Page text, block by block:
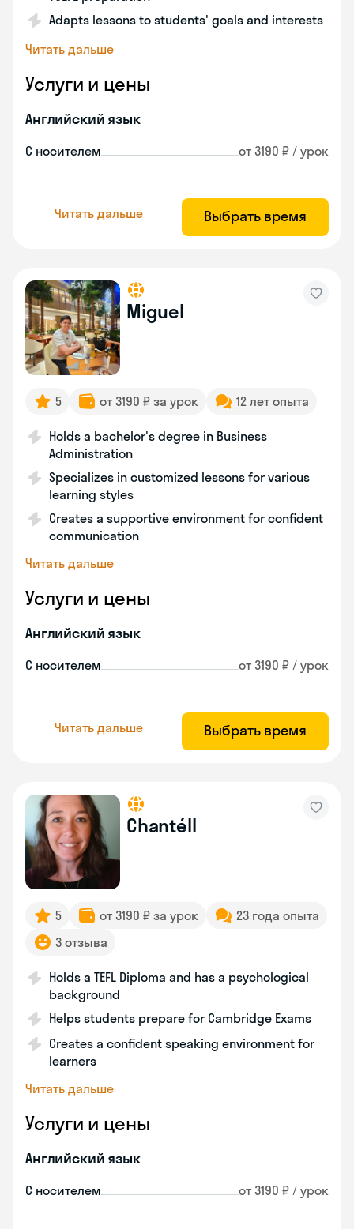
Adapts lessons to students' goals and interests
Читать дальше
Услуги и цены
Английский язык
С носителем от 3190 ₽ / урок
Читать дальше Выбрать время
Miguel
5 от 3190 ₽ за урок 12 лет опыта
Holds a bachelor's degree in Business
Administration
Specializes in customized lessons for various
learning styles
Creates a supportive environment for confident
communication
Читать дальше
Услуги и цены
Английский язык
С носителем от 3190 ₽ / урок
Читать дальше Выбрать время
Chantéll
5 от 3190 ₽ за урок
23 года опыта
3 отзыва
Holds a TEFL Diploma and has a psychological
background
Helps students prepare for Cambridge Exams
Creates a confident speaking environment for
learners
Читать дальше
Услуги и цены
Английский язык
С носителем от 3190 ₽ / урок